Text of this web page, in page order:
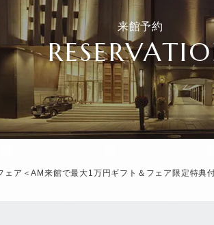
来館予約
ア＜AM来館で最大1万円ギフト＆フェア限定特典